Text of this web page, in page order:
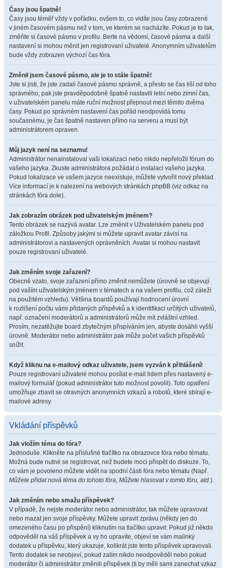
Časy jsou špatně!
Časy jsou téměř vždy v pořádku, ovšem to, co vidíte jsou časy zobrazené
v jiném časovém pásmu než v tom, ve kterém se nacházíte. Pokud je to tak,
změňte si časové pásmo v profilu. Berte na vědomí, časové pásma a další
nastavení si mohou měnit jen registrovaní uživatelé. Anonymním uživatelům
bude vždy zobrazen výchozí čas fóra.
Změnil jsem časové pásmo, ale je to stále špatně!
Jste si jisti, že jste zadali časové pásmo správně, a přesto se čas liší od toho
správného, pak jste pravděpodobně špatně nastavili letní nebo zimní čas,
v uživatelském panelu máte ruční možnost přepnout mezi těmito dvěma
časy. Pokud po správném nastavení čas pořád neodpovídá tomu
současnému, je čas špatně nastaven přímo na serveru a musí být
administrátorem opraven.
Můj jazyk není na seznamu!
Administrátor nenainstaloval vaši lokalizaci nebo nikdo nepřeložil fórum do
vašeho jazyka. Zkuste administrátora požádat o instalaci vašeho jazyka.
Pokud lokalizace ve vašem jazyce neexistuje, můžete vytvořit nový překlad.
Více informací je k nalezení na webových stránkách phpBB (viz odkaz na
stránkách fóra dole).
Jak zobrazím obrázek pod uživatelským jménem?
Tento obrázek se nazývá avatar. Lze změnit v Uživatelském panelu pod
záložkou Profil. Způsoby jakými si můžete upravit avatar závisí na
administrátorovi a nastavených oprávněních. Avatar si mohou nastavit
pouze registrovaní uživatelé.
Jak změním svoje zařazení?
Obecně vzato, svoje zařazení přímo změnit nemůžete (úrovně se objevují
pod vaším uživatelským jménem v tématech a na vašem profilu, což záleží
na použitém vzhledu). Většina boardů používají hodnocení úrovní
k rozlišení počtu vámi přidaných příspěvků a k identifikaci určitých uživatelů,
např. označení moderátorů a administrátorů může mít zvláštní vzhled.
Prosím, nezatěžujte board zbytečným přispíváním jen, abyste dosáhli vyšší
úrovně. Moderátor nebo administrátor pak může počet vašich příspěvků
snížit.
Když kliknu na e-mailový odkaz uživatele, jsem vyzván k přihlášení!
Pouze registrovaní uživatelé mohou posílat e-mail lidem přes nastavený e-
mailový formulář (pokud administrátor tuto možnost povolil). Toto opatření
umožňuje zbavit se otravných anonymních vzkazů a robotů, které sbírají e-
mailové adresy.
Vkládání příspěvků
Jak vložím téma do fóra?
Jednoduše. Klikněte na příslušné tlačítko na obrazovce fóra nebo tématu.
Možná bude nutné se registrovat, než budete moci přispět do diskuze. To,
co vám je povoleno můžete vidět na spodní části fóra nebo tématu (Např.
Můžete přidat nová téma do tohoto fóra, Můžete hlasovat v tomto fóru, atd.).
Jak změním nebo smažu příspěvek?
V případě, že nejste moderátor nebo administrátor, tak můžete upravovat
nebo mazat jen svoje příspěvky. Můžete upravit zprávu (někdy jen do
omezeného času po přispění) kliknutím na tlačítko upravit. Pokud již někdo
odpověděl na váš příspěvek a vy ho upravíte, objeví se vám malinký
dodatek u příspěvku, který ukazuje, kolikrát jste tento příspěvek upravovali.
Tento dodatek se neobjeví, pokud zatím nikdo neodpověděl nebo pokud
moderátor či administrátor změnili příspěvek (ti by měli sami zanechat vzkaz